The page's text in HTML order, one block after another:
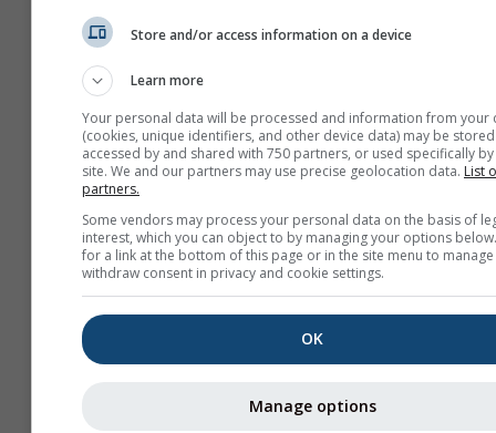
verifikáció
Store and/or access information on a device
Learn more
Your personal data will be processed and information from your
(cookies, unique identifiers, and other device data) may be
accessed by and shared with 750 partners, or used specifically
site. We and our partners may use precise geolocation data. List
partners.
Some vendors may process your personal data on the basis of
interest, which you can object to by managing your options
for a link at the bottom of this page or in the site menu to
withdraw consent in privacy and cookie settings.
OK
Manage options